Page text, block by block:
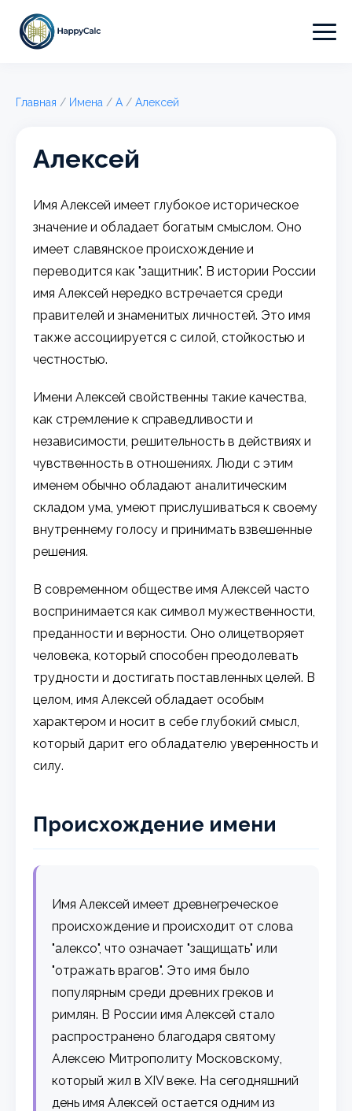
Главная / Имена / А / Алексей
Алексей
Имя Алексей имеет глубокое историческое
значение и обладает богатым смыслом. Оно
имеет славянское происхождение и
переводится как "защитник". В истории России
имя Алексей нередко встречается среди
правителей и знаменитых личностей. Это имя
также ассоциируется с силой, стойкостью и
честностью.
Имени Алексей свойственны такие качества,
как стремление к справедливости и
независимости, решительность в действиях и
чувственность в отношениях. Люди с этим
именем обычно обладают аналитическим
складом ума, умеют прислушиваться к своему
внутреннему голосу и принимать взвешенные
решения.
В современном обществе имя Алексей часто
воспринимается как символ мужественности,
преданности и верности. Оно олицетворяет
человека, который способен преодолевать
трудности и достигать поставленных целей. В
целом, имя Алексей обладает особым
характером и носит в себе глубокий смысл,
который дарит его обладателю уверенность и
силу.
Происхождение имени
Имя Алексей имеет древнегреческое
происхождение и происходит от слова
"алексо", что означает "защищать" или
"отражать врагов". Это имя было
популярным среди древних греков и
римлян. В России имя Алексей стало
распространено благодаря святому
Алексею Митрополиту Московскому,
который жил в XIV веке. На сегодняшний
день имя Алексей остается одним из